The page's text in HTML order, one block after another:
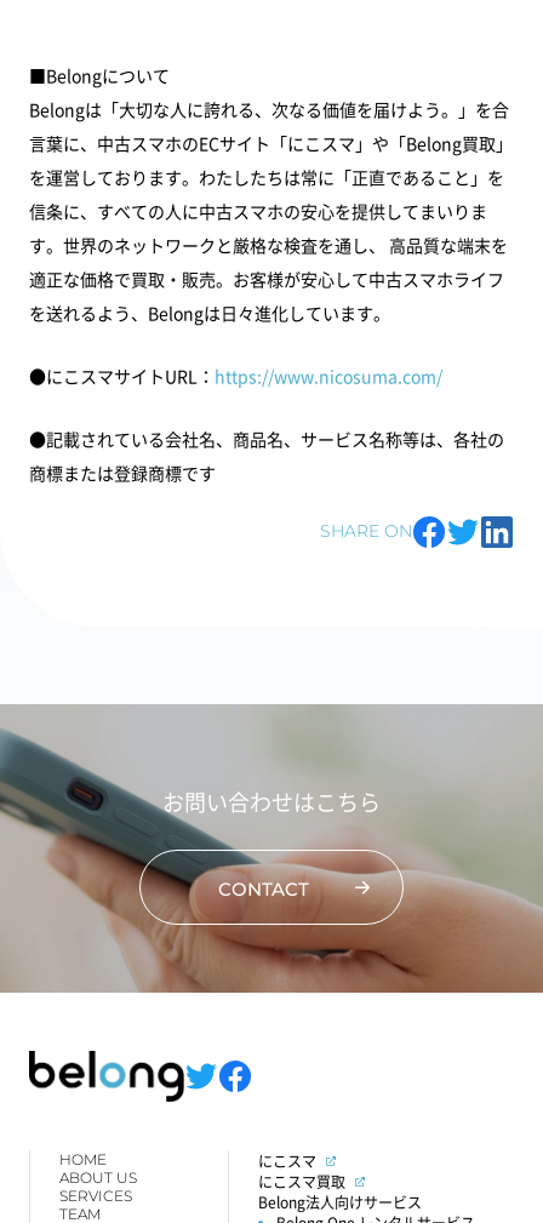
■Belongについて
Belongは「大切な人に誇れる、次なる価値を届けよう。」を合
言葉に、中古スマホのECサイト「にこスマ」や「Belong買取」
を運営しております。わたしたちは常に「正直であること」を
信条に、すべての人に中古スマホの安心を提供してまいりま
す。世界のネットワークと厳格な検査を通し、 高品質な端末を
適正な価格で買取・販売。お客様が安心して中古スマホライフ
を送れるよう、Belongは日々進化しています。
●にこスマサイトURL： https://www.nicosuma.com/
●記載されている会社名、商品名、サービス名称等は、各社の
商標または登録商標です
SHARE ON
お問い合わせはこちら
CONTACT
HOME
ABOUT US
SERVICES
TEAM
にこスマ
にこスマ買取
Belong法人向けサービス